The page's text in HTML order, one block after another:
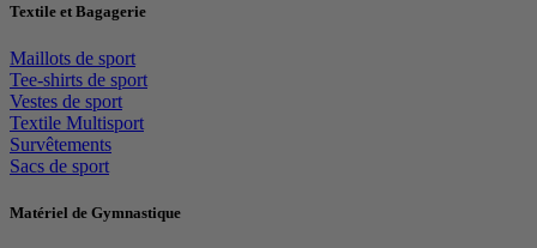
Textile et Bagagerie
Maillots de sport
Tee-shirts de sport
Vestes de sport
Textile Multisport
Survêtements
Sacs de sport
Matériel de Gymnastique